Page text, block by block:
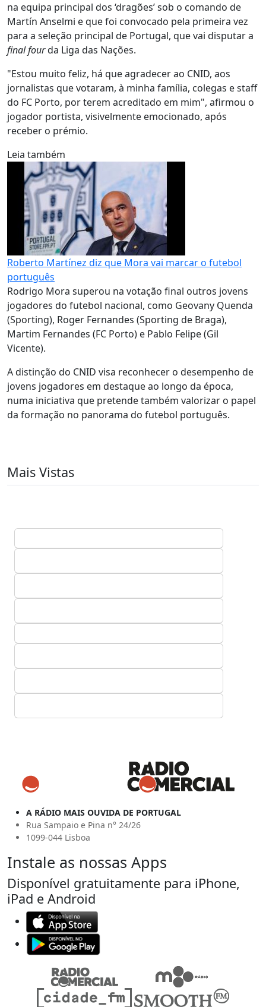
na equipa principal dos ‘dragões’ sob o comando de
Martín Anselmi e que foi convocado pela primeira vez
para a seleção principal de Portugal, que vai disputar a
final fourda Liga das Nações.
"Estou muito feliz, há que agradecer ao CNID, aos
jornalistas que votaram, à minha família, colegas e staff
do FC Porto, por terem acreditado em mim", afirmou o
jogador portista, visivelmente emocionado, após
receber o prémio.
Leia também
Roberto Martínez diz que Mora vai marcar o futebol
português
Rodrigo Mora superou na votação final outros jovens
jogadores do futebol nacional, como Geovany Quenda
(Sporting), Roger Fernandes (Sporting de Braga),
Martim Fernandes (FC Porto) e Pablo Felipe (Gil
Vicente).
A distinção do CNID visa reconhecer o desempenho de
jovens jogadores em destaque ao longo da época,
numa iniciativa que pretende também valorizar o papel
da formação no panorama do futebol português.
Mais Vistas
A RÁDIO MAIS OUVIDA DE PORTUGAL
Rua Sampaio e Pina n° 24/26
1099-044 Lisboa
Instale as nossas Apps
Disponível gratuitamente para iPhone,
iPad e Android